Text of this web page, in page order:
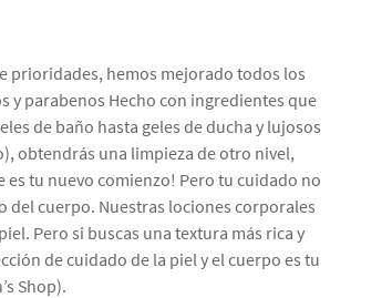
prioridades, hemos mejorado todos los
y parabenos Hecho con ingredientes que
de baño hasta geles de ducha y lujosos
obtendrás una limpieza de otro nivel,
es tu nuevo comienzo! Pero tu cuidado no
del cuerpo. Nuestras lociones corporales
Pero si buscas una textura más rica y
de cuidado de la piel y el cuerpo es tu
Shop).